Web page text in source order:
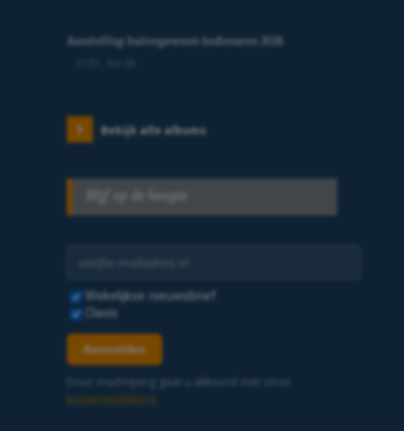
Aanstelling buitengewoon bedienaren 2026
Bekijk alle albums
Selecteer nieuwsbrieven
Wekelijkse nieuwsbrief
Clavis
Aanmelden
Door inschrijving gaat u akkoord met onze
privacyverklaring